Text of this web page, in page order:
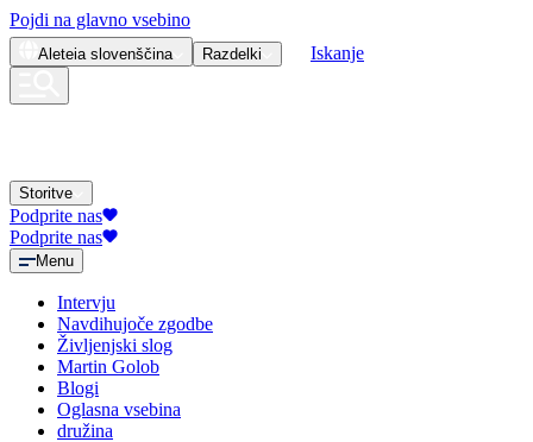
Pojdi na glavno vsebino
Aleteia slovenščina Razdelki Iskanje
Storitve
Podprite nas
Podprite nas
Menu
Intervju
Navdihujoče zgodbe
Življenjski slog
Martin Golob
Blogi
Oglasna vsebina
družina